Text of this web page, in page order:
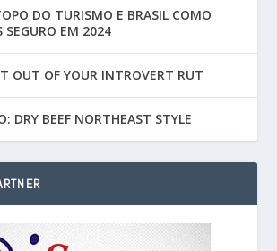
DO TURISMO E BRASIL COMO
SEGURO EM 2024
OUT OF YOUR INTROVERT RUT
DRY BEEF NORTHEAST STYLE